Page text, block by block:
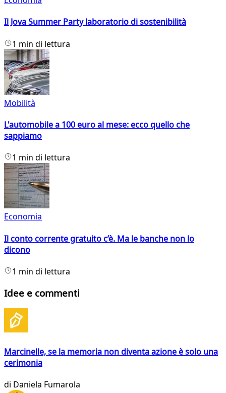
Il Jova Summer Party laboratorio di sostenibilità
1 min di lettura
Mobilità
L'automobile a 100 euro al mese: ecco quello che
sappiamo
1 min di lettura
Economia
Il conto corrente gratuito c’è. Ma le banche non lo
dicono
1 min di lettura
Idee e commenti
Marcinelle, se la memoria non diventa azione è solo una
cerimonia
di Daniela Fumarola